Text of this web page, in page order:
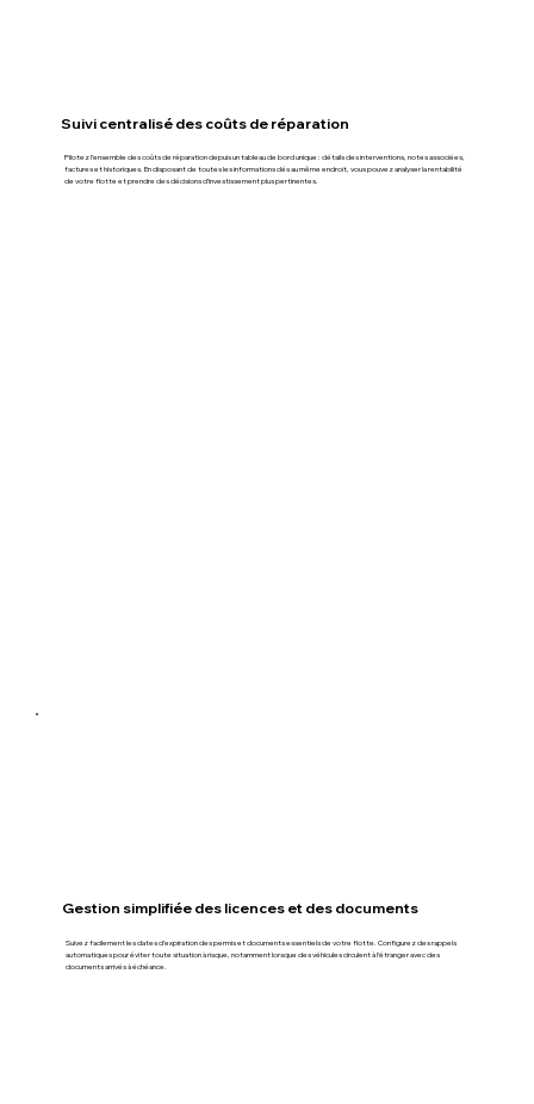
Suivi centralisé des coûts de réparation
Pilotez l’ensemble des coûts de réparation depuis un tableau de bord unique : détails des interventions, notes associées,
factures et historiques. En disposant de toutes les informations clés au même endroit, vous pouvez analyser la rentabilité
de votre flotte et prendre des décisions d’investissement plus pertinentes.
Gestion simplifiée des licences et des documents
Suivez facilement les dates d’expiration des permis et documents essentiels de votre flotte. Configurez des rappels
automatiques pour éviter toute situation à risque, notamment lorsque des véhicules circulent à l’étranger avec des
documents arrivés à échéance.